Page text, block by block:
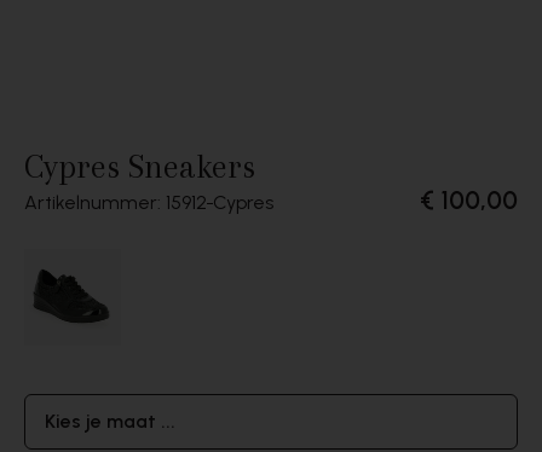
Cypres Sneakers
Artikelnummer: 15912 Cypres € 100,00
Kies je maat ...